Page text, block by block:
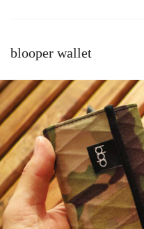
blooper wallet